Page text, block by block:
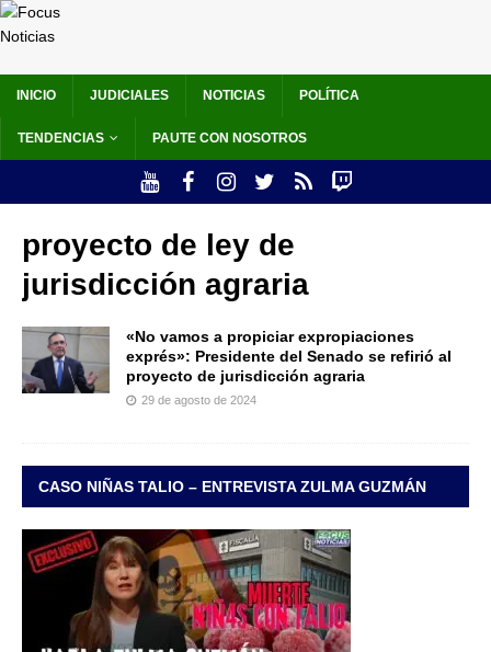
INICIO JUDICIALES NOTICIAS POLÍTICA
TENDENCIAS PAUTE CON NOSOTROS
proyecto de ley de
jurisdicción agraria
«No vamos a propiciar expropiaciones
exprés»: Presidente del Senado se refirió al
proyecto de jurisdicción agraria
29 de agosto de 2024
CASO NIÑAS TALIO – ENTREVISTA ZULMA GUZMÁN